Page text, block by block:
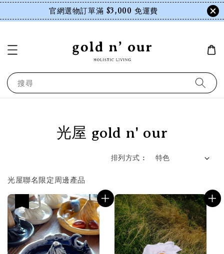
官網選物訂單滿 $3,000 免運費
搜尋
光屋 gold n' our
排列方式 :
光屋聯名限定周邊產品